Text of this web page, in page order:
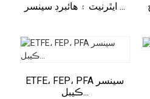
ايٿرنيٽ ۽ هائبرڊ سينسر ...
ETFE، FEP، PFA سينسر
ڪيبل...